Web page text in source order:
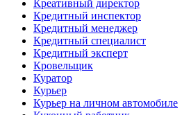
Креативный директор
Кредитный инспектор
Кредитный менеджер
Кредитный специалист
Кредитный эксперт
Кровельщик
Куратор
Курьер
Курьер на личном автомобиле